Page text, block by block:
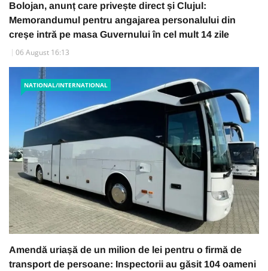
Bolojan, anunț care privește direct și Clujul:
Memorandumul pentru angajarea personalului din
creșe intră pe masa Guvernului în cel mult 14 zile
06 August 16:13
NATIONAL/INTERNATIONAL
Amendă uriașă de un milion de lei pentru o firmă de
transport de persoane: Inspectorii au găsit 104 oameni